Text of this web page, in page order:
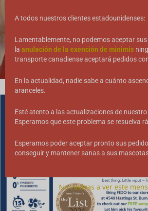
A todos nuestros clientes estadounidenses:
Lamentablemente, no podemos aceptar
la anulación de la exención de minimis
transporte canadiense aceptará pedidos
En la actualidad, nadie sabe a cuánto
aranceles.
Esté atento a las actualizaciones de
Esperamos que este problema se resuelva
Esperamos poder aceptar pronto sus
conseguir y mantener sanas a sus
No vuelvas a ver este